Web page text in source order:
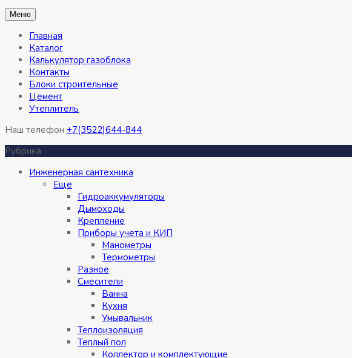
Меню
Главная
Каталог
Калькулятор газоблока
Контакты
Блоки строительные
Цемент
Утеплитель
Наш телефон +7(3522)644-844
Рубрика
Инженерная сантехника
Eще
Гидроаккумуляторы
Дымоходы
Крепление
Приборы учета и КИП
Манометры
Термометры
Разное
Смесители
Ванна
Кухня
Умывальник
Теплоизоляция
Теплый пол
Коллектор и комплектующие